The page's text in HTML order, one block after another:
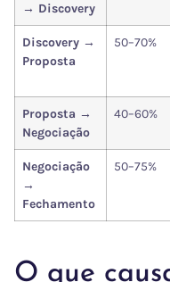
→ Discovery
Discovery →
Proposta
50–70%
Proposta →
Negociação
40–60%
Negociação
→
Fechamento
50–75%
O que